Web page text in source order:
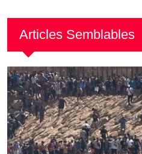
Articles Semblables